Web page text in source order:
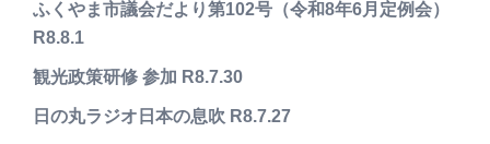
ふくやま市議会だより第102号（令和8年6月定例会）
R8.8.1
観光政策研修 参加 R8.7.30
日の丸ラジオ日本の息吹 R8.7.27